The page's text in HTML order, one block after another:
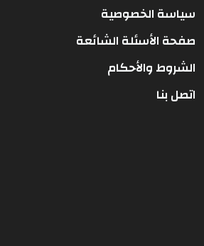
سياسة الخصوصية
صفحة الأسئلة الشائعة
الشروط والأحكام
اتصل بنا